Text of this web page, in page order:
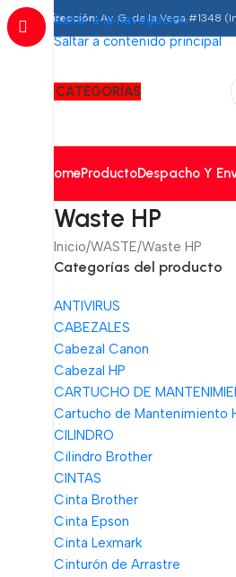
Saltar a la navegación
Saltar a contenido principal
Dirección:Av. G. de la Vega #1348
CATEGORÍAS
HomeProductoDespacho Y
Waste HP
Inicio WASTE Waste HP
Categorías del producto
ANTIVIRUS
CABEZALES
Cabezal Canon
Cabezal HP
CARTUCHO DE
Cartucho de Mantenimiento
CILINDRO
Cilindro Brother
CINTAS
Cinta Brother
Cinta Epson
Cinta Lexmark
Cinturón de Arrastre